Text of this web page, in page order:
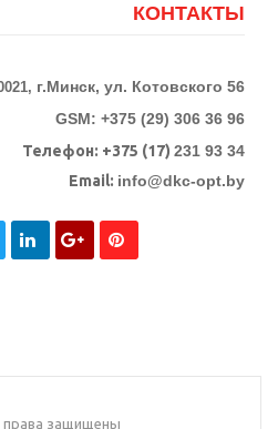
КОНТАКТЫ
г.Минск, ул. Котовского 56
GSM: +375 (29) 306 36 96
Телефон: +375 (17) 231 93 34
Email: info@dkc-opt.by
права защищены